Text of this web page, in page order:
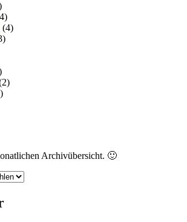
(4)
Archivübersicht. 🙂